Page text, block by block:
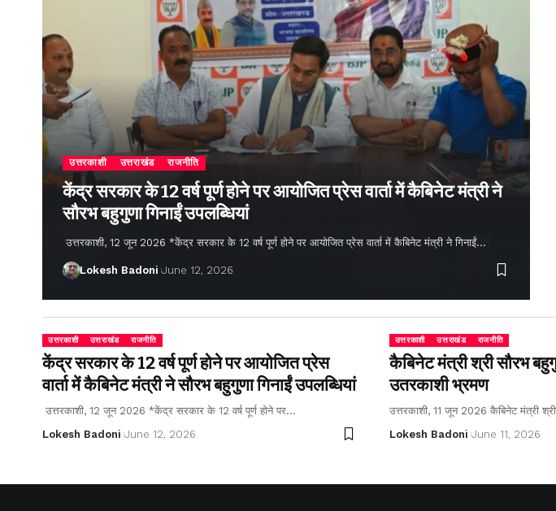
उत्तरकाशी उत्तराखंड राजनीति
केंद्र सरकार के 12 वर्ष पूर्ण होने पर आयोजित प्रेस वार्ता में कैबिनेट मंत्री ने
सौरभ बहुगुणा गिनाईं उपलब्धियां
उत्तरकाशी, 12 जून 2026 *केंद्र सरकार के 12 वर्ष पूर्ण होने पर आयोजित प्रेस वार्ता में कैबिनेट मंत्री ने गिनाईं…
Lokesh Badoni June 12, 2026
उत्तरकाशी उत्तराखंड राजनीति
केंद्र सरकार के 12 वर्ष पूर्ण होने पर आयोजित प्रेस
वार्ता में कैबिनेट मंत्री ने सौरभ बहुगुणा गिनाईं उपलब्धियां
उत्तरकाशी, 12 जून 2026 *केंद्र सरकार के 12 वर्ष पूर्ण होने पर…
Lokesh Badoni June 12, 2026
उत्तरकाशी उत्तराखंड राजनीति
कैबिनेट मंत्री श्री सौरभ
उतरकाशी भ्रमण
उत्तरकाशी, 11 जून 2026 कैबिनेट मंत्री
Lokesh Badoni June 11, 2026